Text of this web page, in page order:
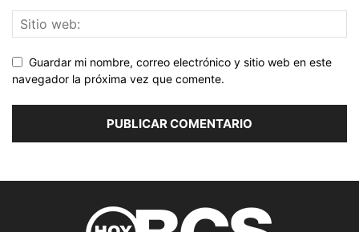
Guardar mi nombre, correo electrónico y sitio web en este
navegador la próxima vez que comente.